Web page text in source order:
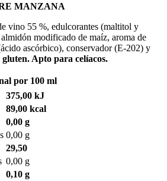
MANZANA
vino 55 %, edulcorantes (maltitol y
modificado de maíz, aroma de
ascórbico), conservador (E-202) y
gluten. Apto para celíacos.
por 100 ml
375,00 kJ
89,00 kcal
0,00 g
0,00 g
29,50
0,00 g
0,10 g